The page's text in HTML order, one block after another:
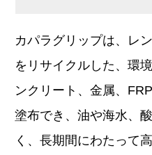
カパラグリップは、レ
をリサイクルした、環
ンクリート、金属、
塗布でき、油や海水、
く、長期間にわたって